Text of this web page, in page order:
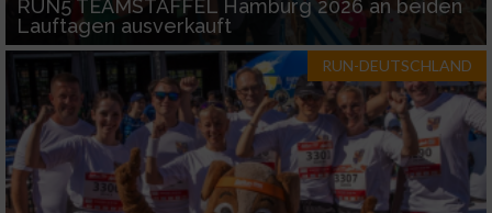
RUN5 TEAMSTAFFEL Hamburg 2026 an beiden
Lauftagen ausverkauft
RUN-DEUTSCHLAND